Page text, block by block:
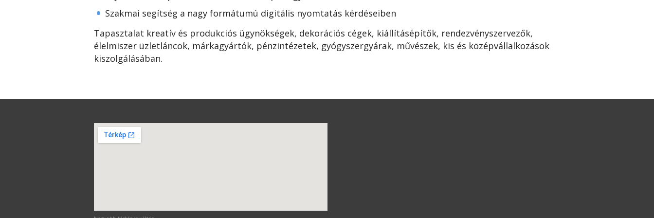
• Szakmai segítség a nagy formátumú digitális nyomtatás kérdéseiben
Tapasztalat kreatív és produkciós ügynökségek, dekorációs cégek, kiállításépítők, rendezvényszervezők,
élelmiszer üzletláncok, márkagyártók, pénzintézetek, gyógyszergyárak, művészek, kis és középvállalkozások
kiszolgálásában.